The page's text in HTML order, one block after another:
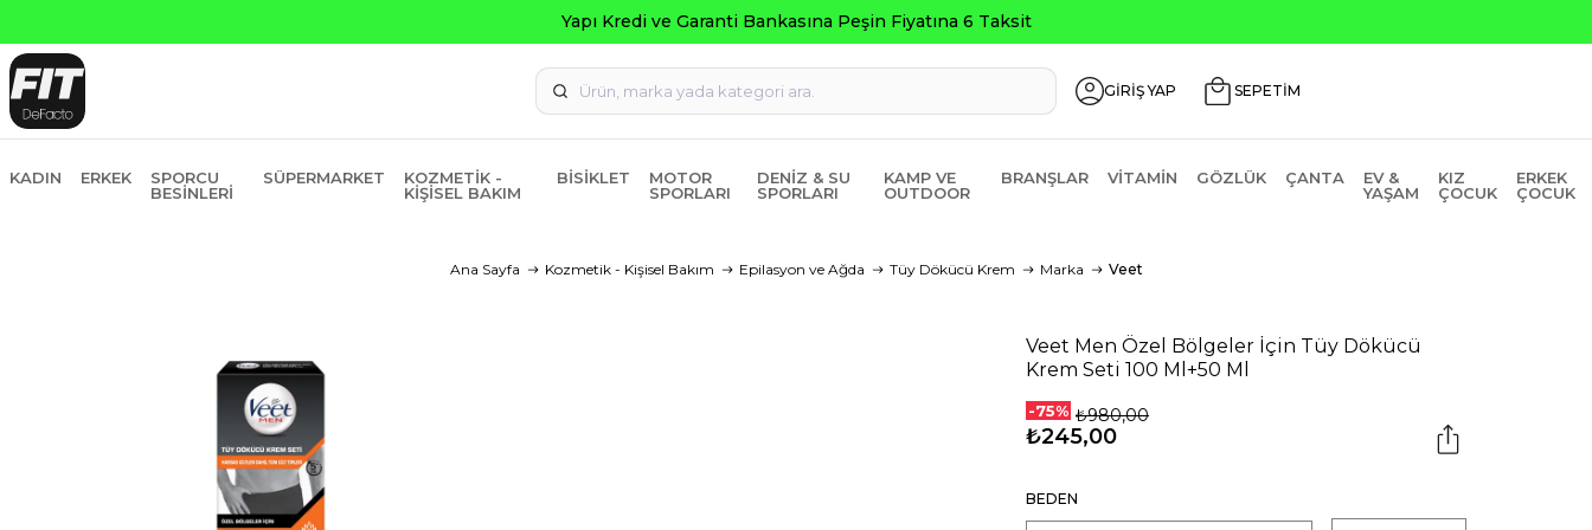
Seçili Ürünlerde ₺2000 Üzeri ₺200 İndirim Kodu: AGUSTOS200
GİRİŞ YAP SEPETİM
KADIN ERKEK
SPORCU
BESINLERI
SÜPERMARKET
KOZMETIK -
KIŞISEL BAKIM
BISIKLET
MOTOR
SPORLARI
DENIZ & SU
SPORLARI
KAMP VE
OUTDOOR
BRANŞLAR VITAMIN GÖZLÜK ÇANTA
EV &
YAŞAM
KIZ
ÇOCUK
ERKEK
ÇOCUK
Ana Sayfa Kozmetik - Kişisel Bakım Epilasyon ve Ağda Tüy Dökücü Krem Marka Veet
Veet Men Özel Bölgeler İçin Tüy Dökücü
Krem Seti 100 Ml+50 Ml
-75% ₺980,00
₺245,00
BEDEN